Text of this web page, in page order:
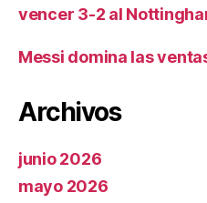
vencer 3-2 al
Messi domina las
Archivos
junio 2026
mayo 2026